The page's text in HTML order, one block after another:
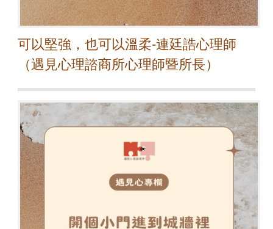
可以堅強，也可以溫柔-連廷誥心理師
（遇見心理諮商所心理師暨所長）